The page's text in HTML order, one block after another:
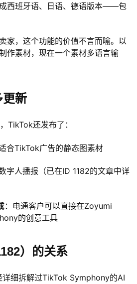
西班牙语、日语、德语版本——包
家，这个功能的价值不言而喻。以
作素材，现在一个素材多语言输
更新
TikTok还发布了：
合TikTok广告的静态图素材
字人播报（已在ID 1182的文章中详
：电通客户可以直接在Zoyumi
的创意工具
）的关系
详细拆解过TikTok Symphony的AI